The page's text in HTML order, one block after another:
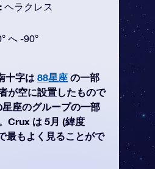
ヘラクレス
へ -90°
十字は 88星座 の一部
が空に設置したもので
座のグループの一部
Crux は 5月 (緯度
最もよく見ることがで